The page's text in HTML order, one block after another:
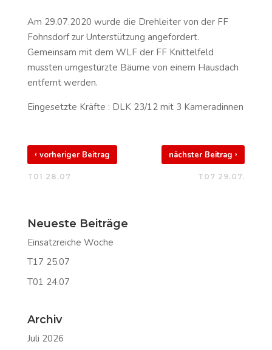
Am 29.07.2020 wurde die Drehleiter von der FF
Fohnsdorf zur Unterstützung angefordert.
Gemeinsam mit dem WLF der FF Knittelfeld
mussten umgestürzte Bäume von einem Hausdach
entfernt werden.
Eingesetzte Kräfte : DLK 23/12 mit 3 Kameradinnen
‹ vorheriger Beitrag
T01 28.07
nächster Beitrag›
T07 29.07.
Neueste Beiträge
Einsatzreiche Woche
T17 25.07
T01 24.07
Archiv
Juli 2026